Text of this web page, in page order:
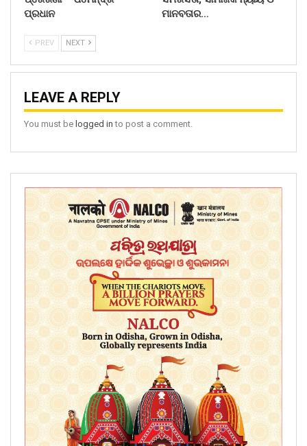
ପ୍ରଧାନ
ମାନବତାର…
PREV NEXT
LEAVE A REPLY
You must be logged in to post a comment.